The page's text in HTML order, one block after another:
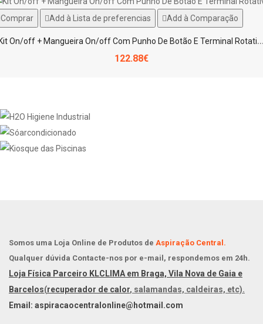
Comprar Add à Lista de preferencias Add à Comparação
it On/off + Mangueira On/off Com
122.88€
Somos uma Loja Online de Produtos de Aspiração Central.
Qualquer dúvida Contacte-nos por e-mail, respondemos em 24h.
Loja Física Parceiro KLCLIMA em Braga, Vila Nova de Gaia e
Barcelos(recuperador de calor, salamandas, caldeiras, etc).
Email: aspiracaocentralonline@hotmail.com